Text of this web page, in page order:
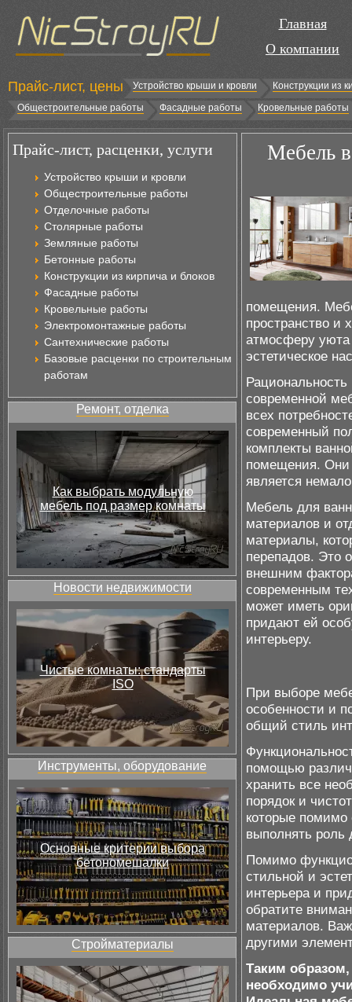
Главная
О компании
Прайс-лист, цены Устройство крыши и кровли
Конструкции из
Общестроительные работы
Фасадные работы Кровельные работы
Прайс-лист, расценки, услуги
Устройство крыши и кровли
Общестроительные работы
Отделочные работы
Столярные работы
Земляные работы
Бетонные работы
Конструкции из кирпича и блоков
Фасадные работы
Кровельные работы
Электромонтажные работы
Сантехнические работы
Базовые расценки по строительным
работам
Ремонт, отделка
Как выбрать модульную
мебель под размер комнаты
Новости недвижимости
Чистые комнаты: стандарты
ISO
Инструменты, оборудование
Основные критерии выбора
бетономешалки
Стройматериалы
Мебель
помещения.
пространство и
атмосферу уюта
эстетическое
Рациональность
современной
всех
современный
комплекты
помещения. Они
является
Мебель для
материалов и
материалы,
перепадов. Это
внешним
современным
может иметь
придают ей
интерьеру.
При выборе
особенности и
общий стиль
помощью
хранить все
порядок и
которые помимо
выполнять роль
Помимо
стильной и
интерьера и
обратите
материалов.
другими
Таким
необходимо